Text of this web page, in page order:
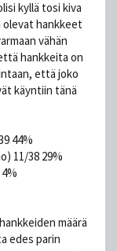
kyllä tosi kiva
hankkeet
vähän
hankkeita on
että joko
käyntiin tänä
44%
11/38 29%
määrä
edes parin